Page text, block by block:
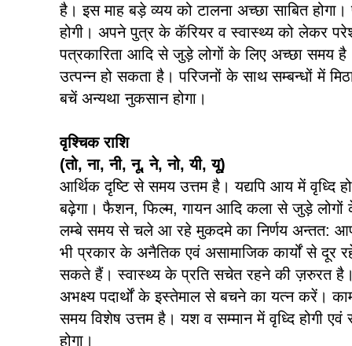
है। इस माह बड़े व्यय को टालना अच्छा साबित होगा।
होगी। अपने पुत्र के कॅरियर व स्वास्थ्य को लेकर
पत्रकारिता आदि से जुड़े लोगों के लिए अच्छा समय
उत्पन्न हो सकता है। परिजनों के साथ सम्बन्धों में
बचें अन्यथा नुकसान होगा।
वृश्चिक राशि
(तो, ना, नी, नू, ने, नो, यी, यू)
आर्थिक दृष्टि से समय उत्तम है। यद्यपि आय में वृध्दि
बढ़ेगा। फैशन, फिल्म, गायन आदि कला से जुड़े लोगों
लम्बे समय से चले आ रहे मुकदमे का निर्णय अन्तत:
भी प्रकार के अनैतिक एवं असामाजिक कार्यों से दूर
सकते हैं। स्वास्थ्य के प्रति सचेत रहने की ज़रुरत है।
अभक्ष्य पदार्थों के इस्तेमाल से बचने का यत्न करें।
समय विशेष उत्तम है। यश व सम्मान में वृध्दि होगी एवं
होगा।